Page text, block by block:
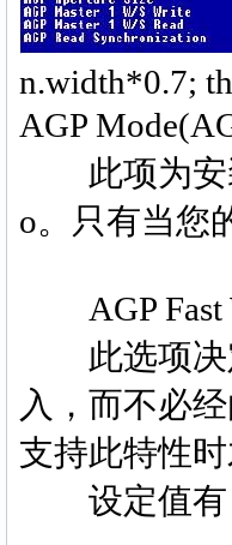
n.width*0.7;
AGP
此项为安装
o。只有当您
AGP Fast
此选项决定
入，而不必
支持此特性时
设定值有：